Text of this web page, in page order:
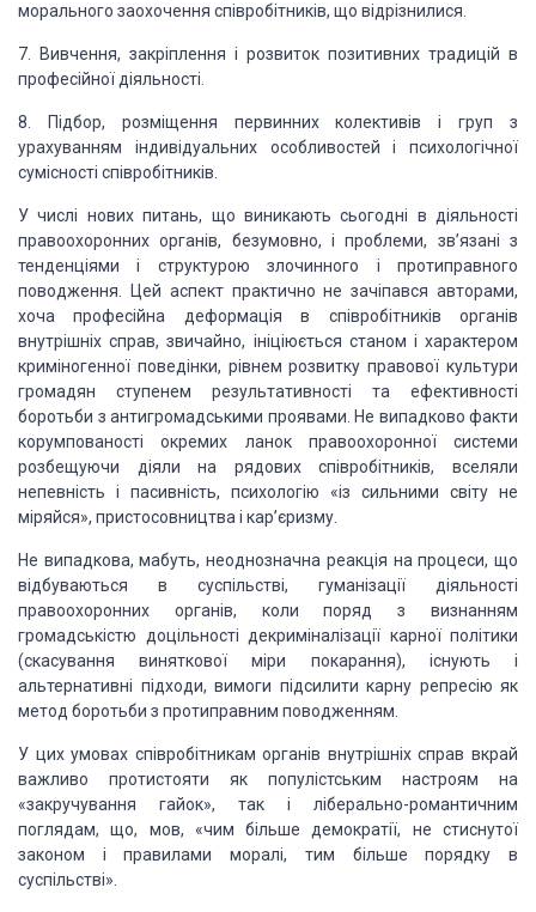
морального заохочення співробітників, що відрізнилися.
7. Вивчення, закріплення і розвиток позитивних традицій в
професійної діяльності.
8. Підбор, розміщення первинних колективів і груп з
урахуванням індивідуальних особливостей і психологічної
сумісності співробітників.
У числі нових питань, що виникають сьогодні в діяльності
правоохоронних органів, безумовно, і проблеми, зв’язані з
тенденціями і структурою злочинного і протиправного
поводження. Цей аспектпрактично не зачіпався авторами,
хоча професійна деформація в співробітників органів
внутрішніх справ, звичайно, ініціюється станом і характером
криміногенної поведінки, рівнем розвитку правової культури
громадян ступенем результативності та ефективності
боротьби з антигромадськими проявами. Не випадково факти
корумпованості окремих ланок правоохоронної системи
розбещуючи діяли на рядовихспівробітників, вселяли
непевність і пасивність, психологію «із сильними світу не
міряйся», пристосовництва і кар’єризму.
Не випадкова, мабуть, неоднозначна реакція на процеси, що
відбуваються в суспільстві, гуманізації діяльності
правоохоронних органів, коли поряд з визнанням
громадськістю доцільності декриміналізації карної політики
(скасування виняткової міри покарання), існують і
альтернативні підходи, вимоги підсилити карну репресію як
метод боротьби з протиправним поводженням.
У цих умовах співробітникам органів внутрішніх справ вкрай
важливо протистояти як популістським настроям на
«закручування гайок», так і ліберально-романтичним
поглядам, що, мов, «чим більше демократії, не стиснутої
законом і правилами моралі, тим більше порядку в
суспільстві».